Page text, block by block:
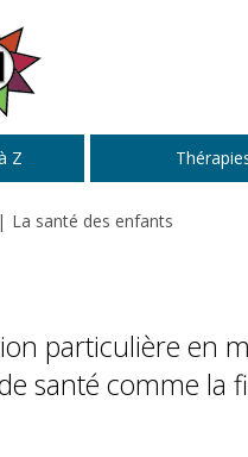
Z
La santé des enfants
particulière en
santé comme la